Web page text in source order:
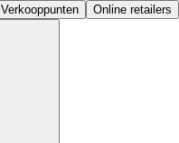
Verkooppunten Online retailers